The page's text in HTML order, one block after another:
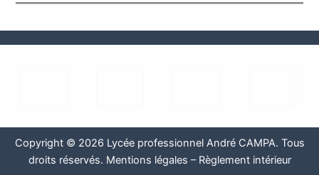
Copyright © 2026 Lycée professionnel André CAMPA. Tous
droits réservés. Mentions légales – Règlement intérieur